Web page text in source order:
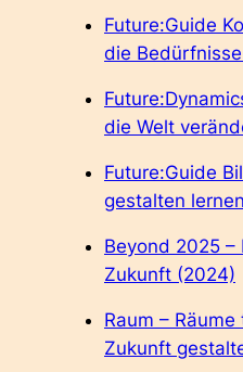
Future:Guide
die
die Welt
Future:Guide
gestalten lernen
Beyond 2025
Zukunft (2024)
Raum –
Zukunft